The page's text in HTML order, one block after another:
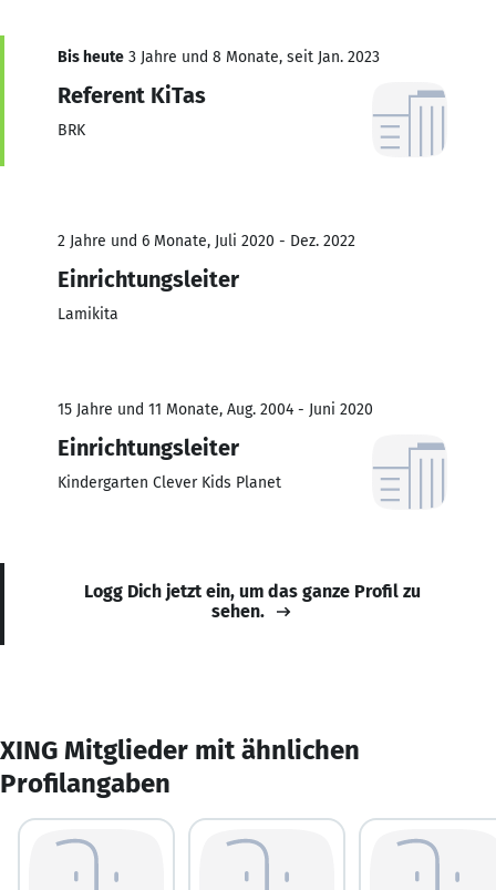
Bis heute 3 Jahre und 8 Monate, seit Jan. 2023
Referent KiTas
BRK
2 Jahre und 6 Monate, Juli 2020 - Dez. 2022
Einrichtungsleiter
Lamikita
15 Jahre und 11 Monate, Aug. 2004 - Juni 2020
Einrichtungsleiter
Kindergarten Clever Kids Planet
Logg Dich jetzt ein, um das ganze Profil zu
sehen.
XING Mitglieder mit ähnlichen
Profilangaben